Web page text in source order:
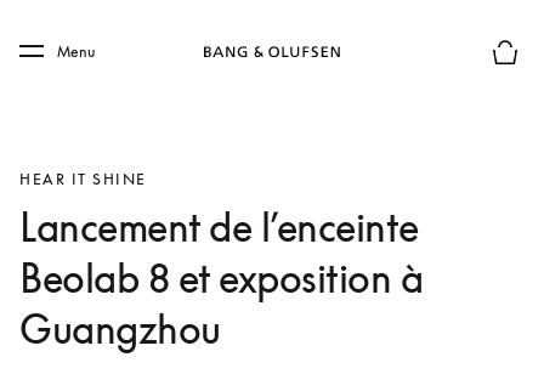
Skip to main footer
Menu
HEAR IT SHINE
Lancement de l’enceinte
Beolab 8 et exposition à
Guangzhou